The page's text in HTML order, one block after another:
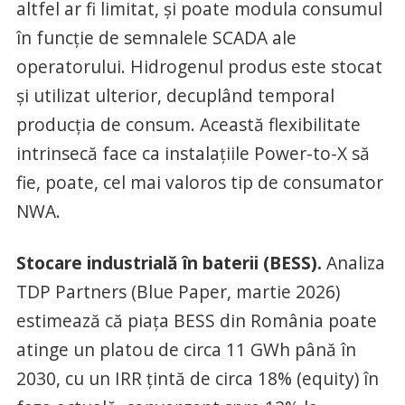
altfel ar fi limitat, și poate modula consumul
în funcție de semnalele SCADA ale
operatorului. Hidrogenul produs este stocat
și utilizat ulterior, decuplând temporal
producția de consum. Această flexibilitate
intrinsecă face ca instalațiile Power-to-X să
fie, poate, cel mai valoros tip de consumator
NWA.
Stocare industrială în baterii (BESS). Analiza
TDP Partners (Blue Paper, martie 2026)
estimează că piața BESS din România poate
atinge un platou de circa 11 GWh până în
2030, cu un IRR țintă de circa 18% (equity) în